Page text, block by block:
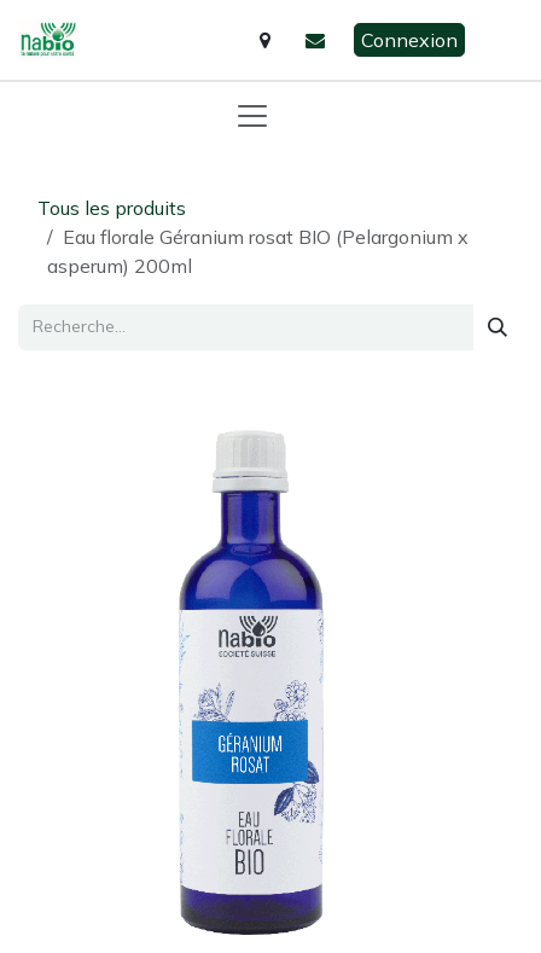
Connexion
Tous les produits
Eau florale Géranium rosat BIO (Pelargonium x
asperum) 200ml